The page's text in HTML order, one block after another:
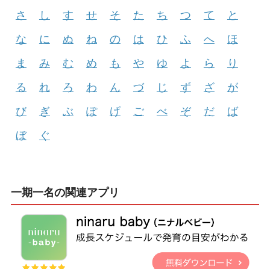
さ
し す せ そ た ち つ て
と
な
に ぬ ね の は ひ ふ へ
ほ
ま
み む め も や ゆ よ ら
り
る
れ ろ わ ん づ じ ず ざ
が
び
ぎ ぶ ぽ げ ご べ ぞ だ
ば
ぼ
ぐ
一期一名の関連アプリ